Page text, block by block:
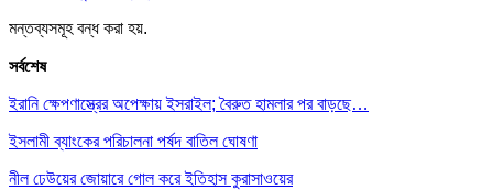
মন্তব্যসমূহ বন্ধ করা হয়.
সর্বশেষ
ইরানি ক্ষেপণাস্ত্রের অপেক্ষায় ইসরাইল; বৈরুত হামলার পর বাড়ছে…
ইসলামী ব্যাংকের পরিচালনা পর্ষদ বাতিল ঘোষণা
নীল ঢেউয়ের জোয়ারে গোল করে ইতিহাস কুরাসাওয়ের